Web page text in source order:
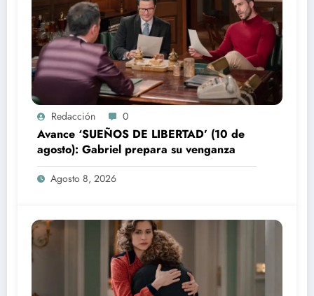
Redacción 0
Avance ‘SUEÑOS DE LIBERTAD’ (10 de
agosto): Gabriel prepara su venganza
Agosto 8, 2026